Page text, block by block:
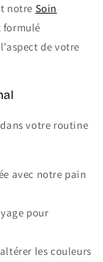
notre Soin
formulé
de votre
votre routine
avec notre pain
pour
les couleurs